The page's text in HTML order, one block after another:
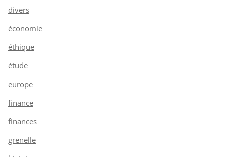
divers
économie
éthique
étude
europe
finance
finances
grenelle